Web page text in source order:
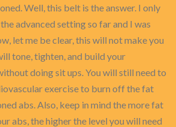
Well, this belt is the answer. I only
advanced setting so far and I was
let me be clear, this will not make you
tone, tighten, and build your
doing sit ups. You will still need to
exercise to burn off the fat
abs. Also, keep in mind the more fat
abs, the higher the level you will need